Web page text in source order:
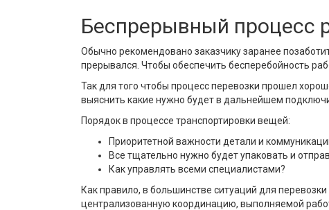
Беспрерывный процесс
Обычно рекомендовано заказчику заранее
прерывался. Чтобы обеспечить бесперебойность
Так для того чтобы процесс перевозки прошел
выяснить какие нужно будет в дальнейшем
Порядок в процессе транспортировки вещей:
Приоритетной важности детали и
Все тщательно нужно будет упаковать и
Как управлять всеми специалистами?
Как правило, в большинстве ситуаций для
централизованную координацию, выполняемой